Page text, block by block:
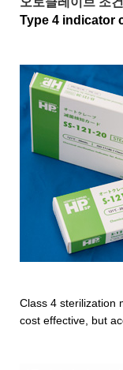
Type 4 indicator
Class 4 sterilization
cost effective, but